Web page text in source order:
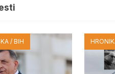
/ BIH